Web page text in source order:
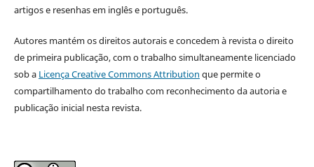
artigos e resenhas em inglês e português.
Autores mantém os direitos autorais e concedem à revista o direito
de primeira publicação, com o trabalho simultaneamente licenciado
sob a Licença Creative Commons Attribution que permite o
compartilhamento do trabalho com reconhecimento da autoria e
publicação inicial nesta revista.